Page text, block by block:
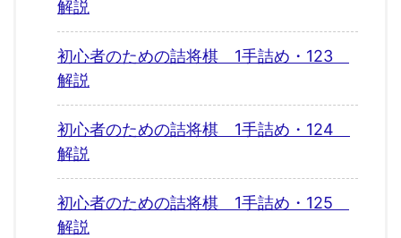
解説
初心者のための詰将棋 1手詰め・123
解説
初心者のための詰将棋 1手詰め・124
解説
初心者のための詰将棋 1手詰め・125
解説